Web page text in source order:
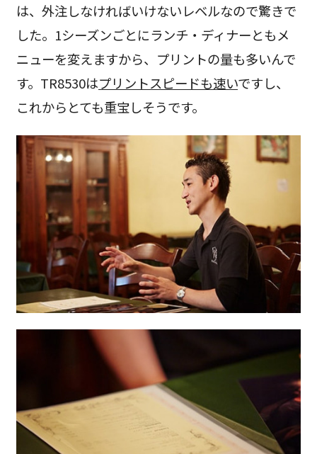
は、外注しなければいけないレベルなので驚きで
した。1シーズンごとにランチ・ディナーともメ
ニューを変えますから、プリントの量も多いんで
す。TR8530はプリントスピードも速いですし、
これからとても重宝しそうです。